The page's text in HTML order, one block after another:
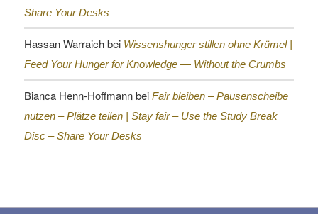
Share Your Desks
Hassan Warraichbei Wissenshunger stillen ohne Krümel |
Feed Your Hunger for Knowledge — Without the Crumbs
Bianca Henn-Hoffmannbei Fair bleiben – Pausenscheibe
nutzen – Plätze teilen | Stay fair – Use the Study Break
Disc – Share Your Desks